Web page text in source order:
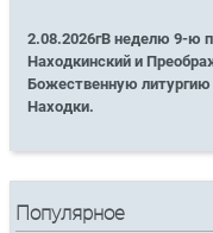
2.08.2026гВ неделю 9-ю
Находкинский и
Божественную
Находки.
Популярное